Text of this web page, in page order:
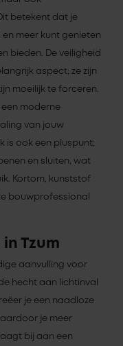
betekent dat je
meer kunt genieten
bieden. De veiligheid
aspect; ze zijn
moeilijk te forceren.
moderne
van jouw
is ook een pluspunt;
en sluiten, wat
Kortom, kunststof
bouwprofessional
Tzum
aanvulling voor
hecht aan lichtinval
je een naadloze
je meer
bij aan een